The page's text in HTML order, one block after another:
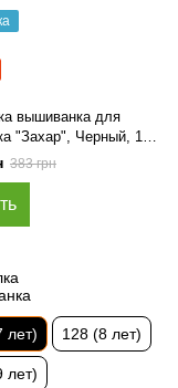
вышиванка для
"Захар", Черный, 122
383 грн
лет) 128 (8 лет)
лет)